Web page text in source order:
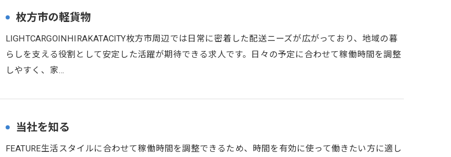
枚方市の軽貨物
LIGHTCARGOINHIRAKATACITY枚方市周辺では日常に密着した配送ニーズが広がっており、地域の暮
らしを支える役割として安定した活躍が期待できる求人です。日々の予定に合わせて稼働時間を調整
しやすく、家…
当社を知る
FEATURE生活スタイルに合わせて稼働時間を調整できるため、時間を有効に使って働きたい方に適し